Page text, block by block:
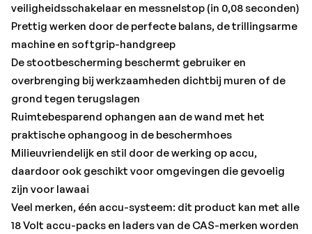
veiligheidsschakelaar en messnelstop (in 0,08 seconden)
Prettig werken door de perfecte balans, de trillingsarme
machine en softgrip-handgreep
De stootbescherming beschermt gebruiker en
overbrenging bij werkzaamheden dichtbij muren of de
grond tegen terugslagen
Ruimtebesparend ophangen aan de wand met het
praktische ophangoog in de beschermhoes
Milieuvriendelijk en stil door de werking op accu,
daardoor ook geschikt voor omgevingen die gevoelig
zijn voor lawaai
Veel merken, één accu-systeem: dit product kan met alle
18 Volt accu-packs en laders van de CAS-merken worden